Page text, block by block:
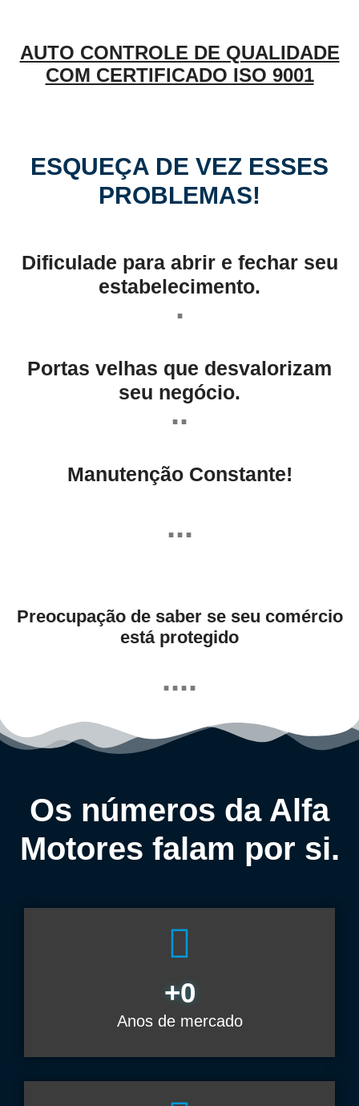
AUTO CONTROLE DE QUALIDADE
COM CERTIFICADO ISO 9001
ESQUEÇA DE VEZ ESSES
PROBLEMAS!
Dificulade para abrir e fechar seu
estabelecimento.
.
Portas velhas que desvalorizam
seu negócio.
..
Manutenção Constante!
...
Preocupação de saber se seu comércio
está protegido
....
Os números da Alfa
Motores falam por si.
Anos de mercado
+0